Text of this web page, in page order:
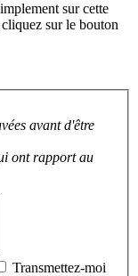
sur cette
sur le bouton
avant d'être
ont rapport au
Transmettez-moi